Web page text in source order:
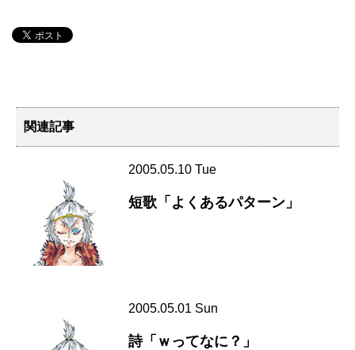
関連記事
2005.05.10 Tue
短歌「よくあるパターン」
2005.05.01 Sun
詩「ｗってなに？」